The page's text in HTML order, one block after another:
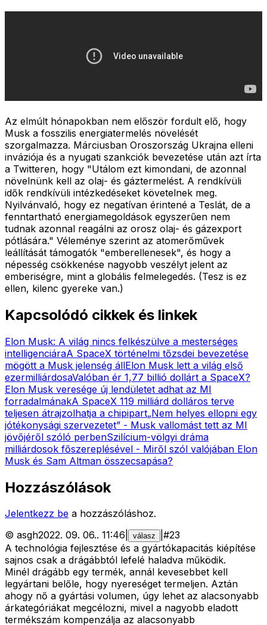
Az elmúlt hónapokban nem először fordult elő, hogy
Musk a fosszilis energiatermelés növelését
szorgalmazza. Márciusban Oroszország Ukrajna elleni
inváziója és a nyugati szankciók bevezetése után azt írta
a Twitteren, hogy "Utálom ezt kimondani, de azonnal
növelnünk kell az olaj- és gáztermelést. A rendkívüli
idők rendkívüli intézkedéseket követelnek meg.
Nyilvánvaló, hogy ez negatívan érintené a Teslát, de a
fenntartható energiamegoldások egyszerűen nem
tudnak azonnal reagálni az orosz olaj- és gázexport
pótlására." Véleménye szerint az atomerőművek
leállítását támogatók "emberellenesek", és hogy a
népesség csökkenése nagyobb veszélyt jelent az
emberiségre, mint a globális felmelegedés. (Tesz is ez
ellen, kilenc gyereke van.)
Kapcsolódó cikkek és linkek
Elon Musk: A világ nincs felkészülve a mesterséges
intelligenciáraA SpaceX történelmi tőzsdei bevezetése
mögött a Musk jelenség állElon Musk lett a világ első
ezermilliárdosaValóban ér 1,77 billió dollárt a SpaceX?
Elon Musk veresége új lendületet adhat az MI
forradalmánakA SpaceX 119 milliárd dolláros terve
teljesen átrajzolhatja a chipipart„Nem helyes ellopni egy
jótékonysági szervezetet” - Musk vallomást tett az MI
jövőjéről szóló perbenSzilícium-völgyi dráma
milliárdosok főszereplésével - Miről szól valójában Elon
Musk és Sam Altman összecsapása?
Hozzászólások
Jelentkezz be a hozzászóláshoz.
© asgh2022. 09. 06.. 11:46 válasz #23
A technológia fejlesztése és a gyártókapacitás kiépítése
sajnos csak a drágábbtól lefelé haladva működik.
Minél drágább egy termék, annál kevesebbet kell
legyártani belőle, hogy nyereséget termeljen. Aztán
ahogy nő a gyártási volumen, úgy lehet az alacsonyabb
árkategóriákat megcélozni, mivel a nagyobb eladott
termékszám kompenzálja az alacsonyabb